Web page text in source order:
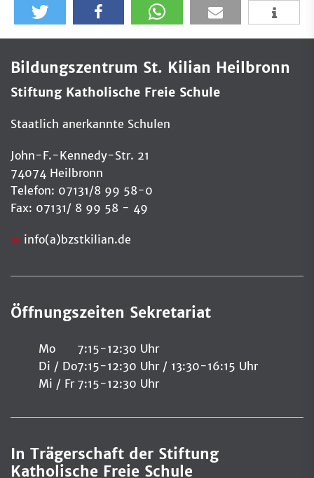
Bildungszentrum St. Kilian Heilbronn
Stiftung Katholische Freie Schule
Staatlich anerkannte Schulen
John-F.-Kennedy-Str. 21
74074 Heilbronn
Telefon: 07131/8 99 58-0
Fax: 07131/ 8 99 58 - 49
info(a)bzstkilian.de
Öffnungszeiten Sekretariat
Mo
7:15-12:30 Uhr
Di / Do7:15-12:30 Uhr / 13:30-16:15 Uhr
Mi / Fr 7:15-12:30 Uhr
In Trägerschaft der Stiftung
Katholische Freie Schule